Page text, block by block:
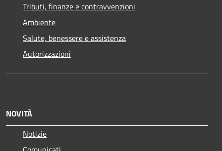
Tributi, finanze e contravvenzioni
Ambiente
Salute, benessere e assistenza
Autorizzazioni
NOVITÀ
Notizie